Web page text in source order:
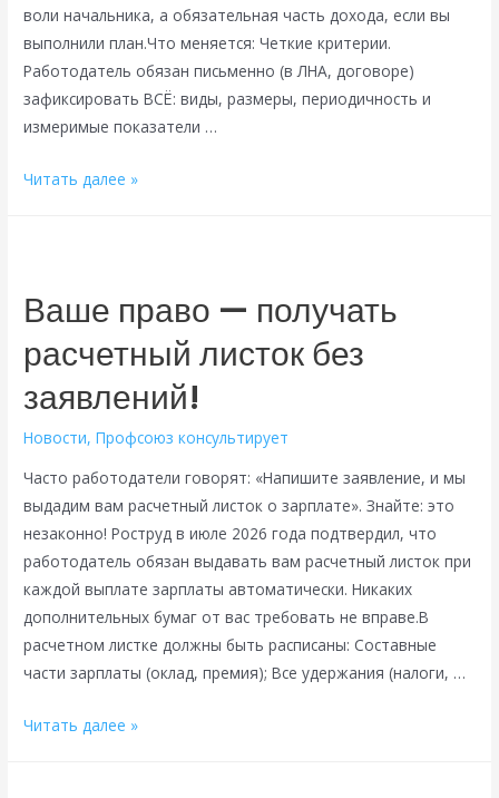
воли начальника, а обязательная часть дохода, если вы
выполнили план.Что меняется: Четкие критерии.
Работодатель обязан письменно (в ЛНА, договоре)
зафиксировать ВСЁ: виды, размеры, периодичность и
измеримые показатели …
Премия
жесткие
правила
с
июля
2026
Читать далее »
Ваше право — получать
расчетный листок без
заявлений!
Новости,Профсоюз консультирует
Часто работодатели говорят: «Напишите заявление, и мы
выдадим вам расчетный листок о зарплате». Знайте: это
незаконно! Роструд в июле 2026 года подтвердил, что
работодатель обязан выдавать вам расчетный листок при
каждой выплате зарплаты автоматически. Никаких
дополнительных бумаг от вас требовать не вправе.В
расчетном листке должны быть расписаны: Составные
части зарплаты (оклад, премия); Все удержания (налоги, …
Ваше
Читать далее »